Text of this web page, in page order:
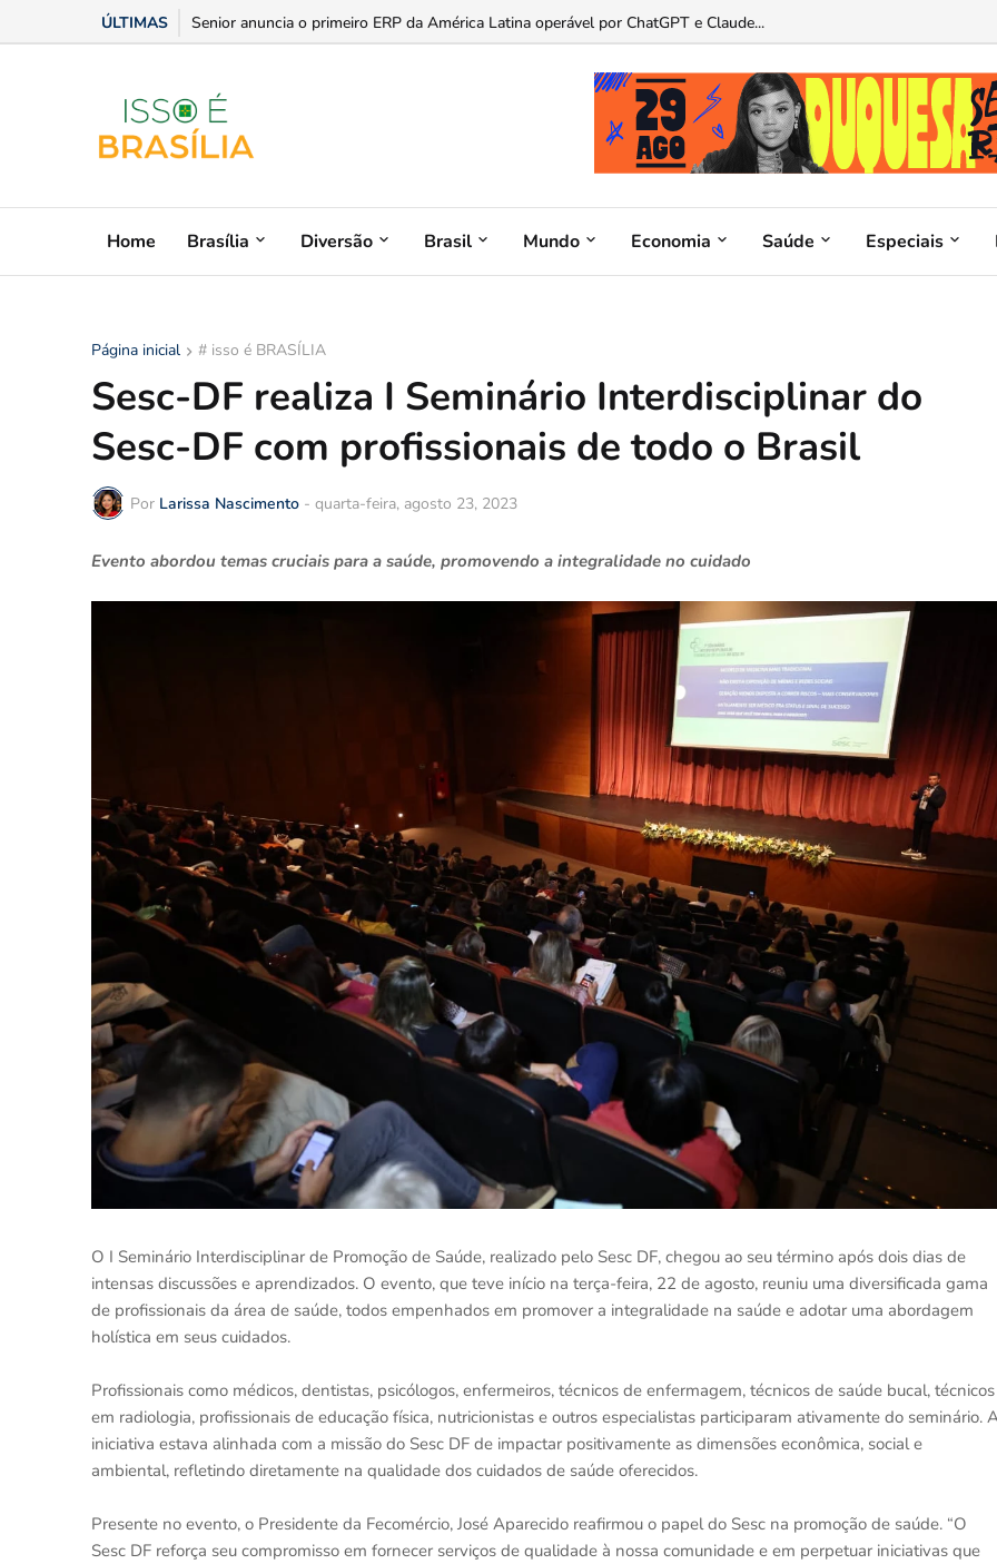
ÚLTIMAS Senior anuncia o primeiro ERP da América Latina operável por ChatGPT e Claude...
Home Brasília Diversão Brasil Mundo Economia Saúde Especiais
Página inicial # isso é BRASÍLIA
Sesc-DF realiza I Seminário Interdisciplinar do
Sesc-DF com profissionais de todo o Brasil
Por Larissa Nascimento - quarta-feira, agosto 23, 2023
Evento abordou temas cruciais para a saúde, promovendo a integralidade no cuidado
​O I Seminário Interdisciplinar de Promoção de Saúde, realizado pelo Sesc DF, chegou ao seu término após dois dias de
intensas discussões e aprendizados. O evento, que teve início na terça-feira, 22 de agosto, reuniu uma diversificada gama
de profissionais da área de saúde, todos empenhados em promover a integralidade na saúde e adotar uma abordagem
holística em seus cuidados.
Profissionais como médicos, dentistas, psicólogos, enfermeiros, técnicos de enfermagem, técnicos de saúde bucal, técnicos
em radiologia, profissionais de educação física, nutrici​​onistas e outros especialistas participaram ativamente do seminário.
iniciativa estava alinhada com a missão do Sesc DF de impactar positivamente as dimensões econômica, social e
ambiental, refletindo diretamente na qualidade dos cuidados de saúde oferecidos.
Presente no evento, o Presidente da Fecomércio, José Aparecido reafirmou o papel do Sesc na promoção de saúde. “O
Sesc DF reforça seu compromisso em fornecer serviços de qualidade à nossa comunidade e em perpetuar iniciativas que